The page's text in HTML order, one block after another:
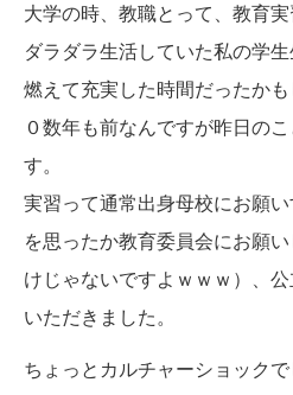
大学の時、教職とって、教育実
ダラダラ生活していた私の学
燃えて充実した時間だったか
０数年も前なんですが昨日の
す。
実習って通常出身母校にお願
を思ったか教育委員会にお願
けじゃないですよｗｗｗ）、
いただきました。
ちょっとカルチャーショック